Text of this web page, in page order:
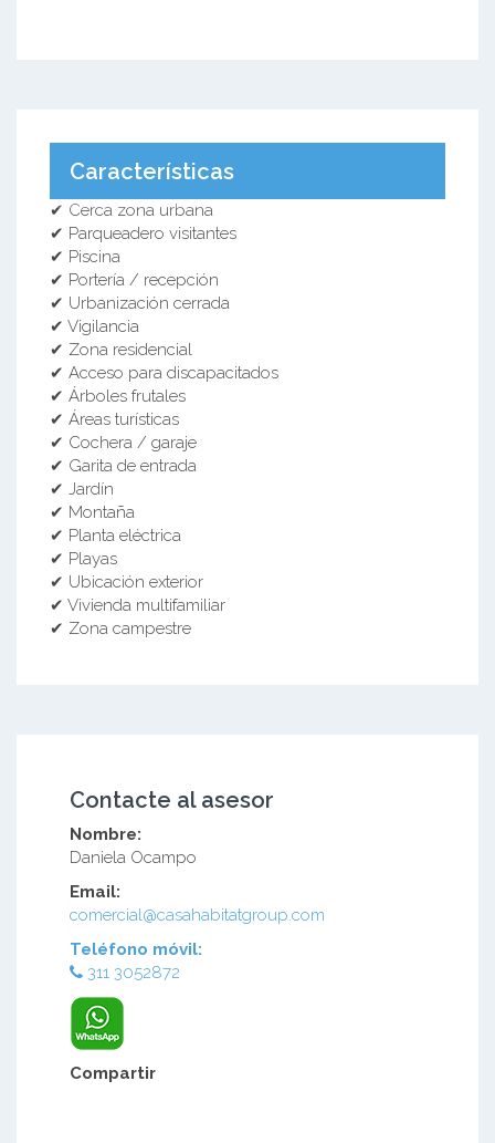
Características
✔ Cerca zona urbana
✔ Parqueadero visitantes
✔ Piscina
✔ Portería / recepción
✔ Urbanización cerrada
✔ Vigilancia
✔ Zona residencial
✔ Acceso para discapacitados
✔ Árboles frutales
✔ Áreas turísticas
✔ Cochera / garaje
✔ Garita de entrada
✔ Jardín
✔ Montaña
✔ Planta eléctrica
✔ Playas
✔ Ubicación exterior
✔ Vivienda multifamiliar
✔ Zona campestre
Contacte al asesor
Nombre:
Daniela Ocampo
Email:
comercial@casahabitatgroup.com
Teléfono móvil:
311 3052872
Compartir